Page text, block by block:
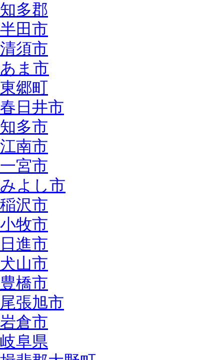
知多郡
半田市
清須市
あま市
東郷町
春日井市
知多市
江南市
一宮市
みよし市
稲沢市
小牧市
日進市
犬山市
豊橋市
尾張旭市
岩倉市
岐阜県